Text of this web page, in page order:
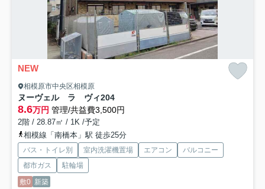
NEW
相模原市中央区相模原
ヌーヴェル ラ ヴィ204
8.6万円 管理/共益費3,500円
2階 / 28.87㎡ / 1K /予定
相模線「南橋本」駅 徒歩25分
バス・トイレ別 室内洗濯機置場 エアコン
バルコニー
都市ガス
駐輪場
敷0 新築